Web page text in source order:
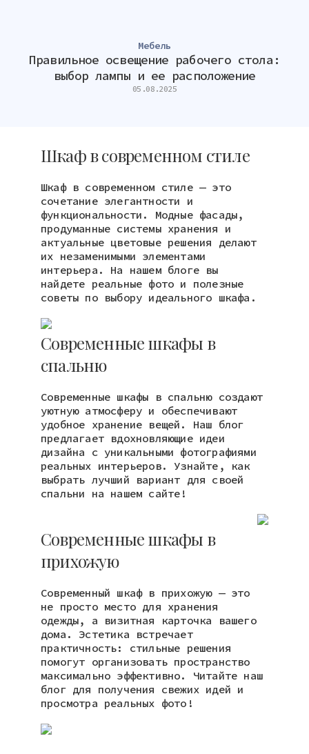
Мебель
Правильное освещение рабочего стола:
выбор лампы и ее расположение
05.08.2025
Шкаф в современном стиле
Шкаф в современном стиле — это
сочетание элегантности и
функциональности. Модные фасады,
продуманные системы хранения и
актуальные цветовые решения делают
их незаменимыми элементами
интерьера. На нашем блоге вы
найдете реальные фото и полезные
советы по выбору идеального шкафа.
Современные шкафы в
спальню
Современные шкафы в спальню создают
уютную атмосферу и обеспечивают
удобное хранение вещей. Наш блог
предлагает вдохновляющие идеи
дизайна с уникальными фотографиями
реальных интерьеров. Узнайте, как
выбрать лучший вариант для своей
спальни на нашем сайте!
Современные шкафы в
прихожую
Современный шкаф в прихожую — это
не просто место для хранения
одежды, а визитная карточка вашего
дома. Эстетика встречает
практичность: стильные решения
помогут организовать пространство
максимально эффективно. Читайте наш
блог для получения свежих идей и
просмотра реальных фото!